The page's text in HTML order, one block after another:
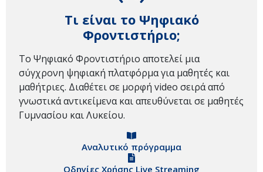
Τι είναι το Ψηφιακό
Φροντιστήριο;
Το Ψηφιακό Φροντιστήριο αποτελεί μια
σύγχρονη ψηφιακή πλατφόρμα για μαθητές και
μαθήτριες. Διαθέτει σε μορφή video σειρά από
γνωστικά αντικείμενα και απευθύνεται σε μαθητές
Γυμνασίου και Λυκείου.
Αναλυτικό πρόγραμμα
Οδηγίες Χρήσης Live Streaming